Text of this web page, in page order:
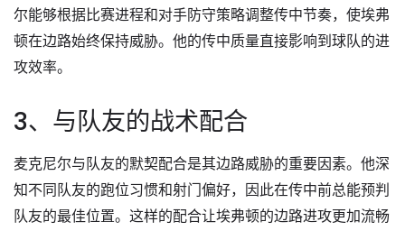
尔能够根据比赛进程和对手防守策略调整传中节奏，使埃弗
顿在边路始终保持威胁。他的传中质量直接影响到球队的进
攻效率。
3、与队友的战术配合
麦克尼尔与队友的默契配合是其边路威胁的重要因素。他深
知不同队友的跑位习惯和射门偏好，因此在传中前总能预判
队友的最佳位置。这样的配合让埃弗顿的边路进攻更加流畅